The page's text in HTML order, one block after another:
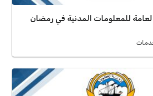
للمعلومات المدنية في رمضان